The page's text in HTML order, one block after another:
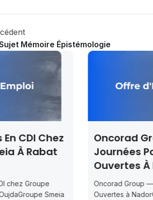
Mémoire Épistémologie
Oncorad Group —
Journées Portes
Oncorad Group — Journées Portes
Ouvertes à NadorOncorad Group